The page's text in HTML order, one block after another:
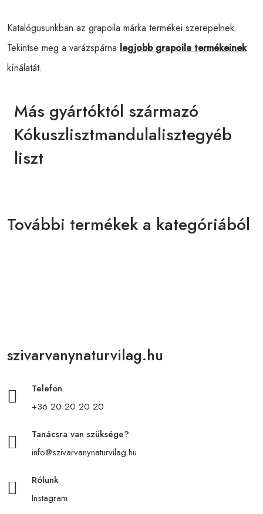
Katalógusunkban az grapoila márka termékei szerepelnek.
Tekintse meg a varázspárna legjobb grapoila termékeinek
kínálatát.
Más gyártóktól származó
Kókuszlisztmandulalisztegyéb
liszt
További termékek a kategóriából
szivarvanynaturvilag.hu
Telefon
+36 20 20 20 20
Tanácsra van szüksége?
info@szivarvanynaturvilag.hu
Rólunk
Instagram